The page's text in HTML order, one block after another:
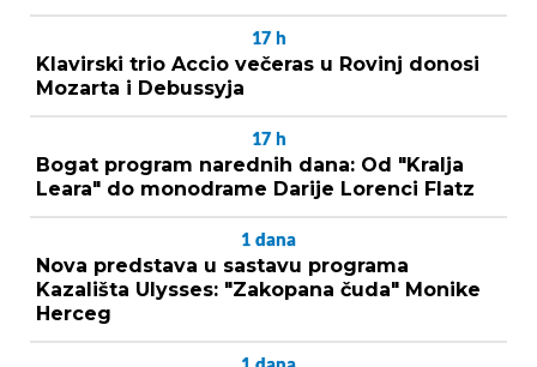
17 h
Klavirski trio Accio večeras u Rovinj donosi
Mozarta i Debussyja
17 h
Bogat program narednih dana: Od "Kralja
Leara" do monodrame Darije Lorenci Flatz
1 dana
Nova predstava u sastavu programa
Kazališta Ulysses: "Zakopana čuda" Monike
Herceg